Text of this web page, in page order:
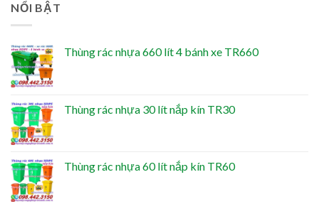
NỔI BẬT
Thùng rác nhựa 660 lít 4 bánh xe TR660
Thùng rác nhựa 30 lít nắp kín TR30
Thùng rác nhựa 60 lít nắp kín TR60